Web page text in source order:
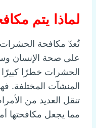
لماذا يتم
تُعدّ مكافحة
على صحة الإنسان
الحشرات خطرًا كبيرًا
المنشآت المختلفة.
تنقل العديد من
مما يجعل مكافحتها